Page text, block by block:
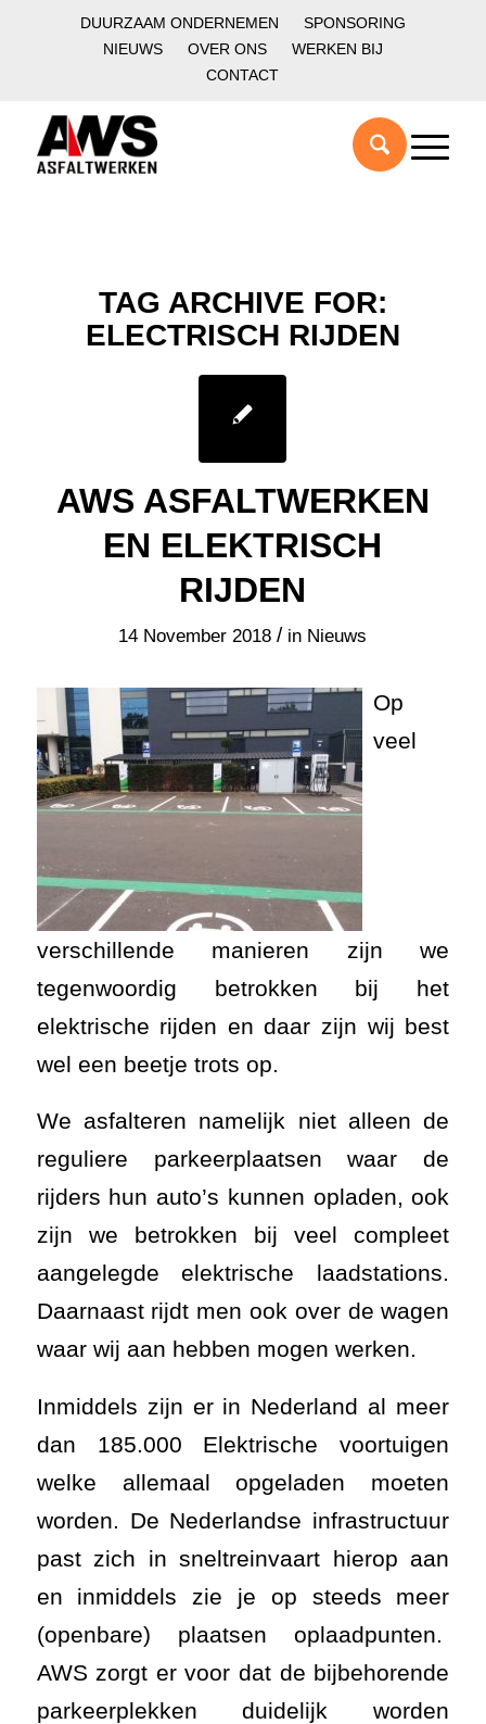
DUURZAAM ONDERNEMEN
SPONSORING
NIEUWS
OVER ONS
WERKEN BIJ
CONTACT
TAG ARCHIVE FOR:
ELECTRISCH RIJDEN
AWS ASFALTWERKEN
EN ELEKTRISCH
RIJDEN
14 November 2018 / in Nieuws
Op
veel
verschillende manieren zijn we
tegenwoordig betrokken bij het
elektrische rijden en daar zijn wij best
wel een beetje trots op.
We asfalteren namelijk niet alleen de
reguliere parkeerplaatsen waar de
rijders hun auto’s kunnen opladen, ook
zijn we betrokken bij veel compleet
aangelegde elektrische laadstations.
Daarnaast rijdt men ook over de wagen
waar wij aan hebben mogen werken.
Inmiddels zijn er in Nederland al meer
dan 185.000 Elektrische voortuigen
welke allemaal opgeladen moeten
worden. De Nederlandse infrastructuur
past zich in sneltreinvaart hierop aan
en inmiddels zie je op steeds meer
(openbare) plaatsen oplaadpunten.
AWS zorgt er voor dat de bijbehorende
parkeerplekken duidelijk worden